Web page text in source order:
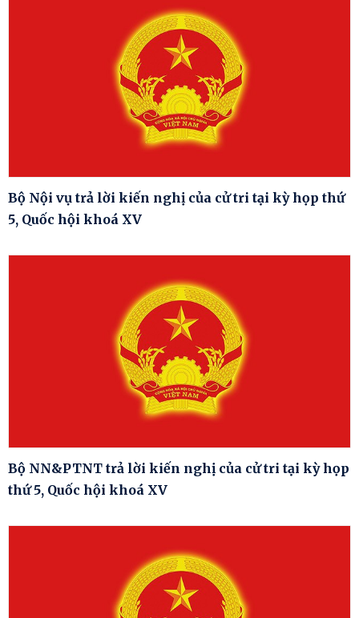
Bộ Nội vụ trả lời kiến nghị của cử tri tại kỳ họp thứ
5, Quốc hội khoá XV
Bộ NN&PTNT trả lời kiến nghị của cử tri tại kỳ họp
thứ 5, Quốc hội khoá XV